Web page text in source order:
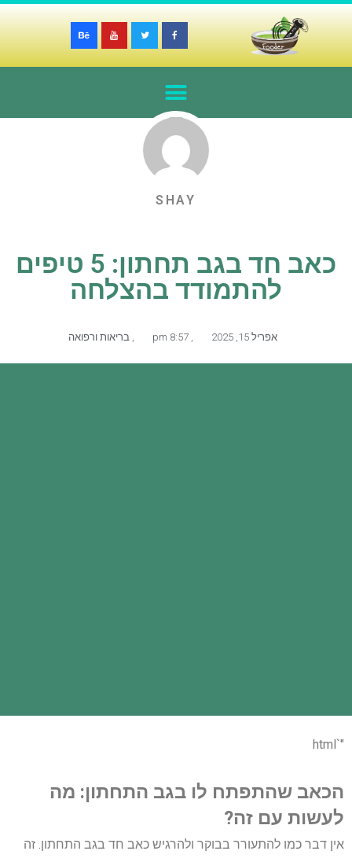
SHAY
כאב חד בגב תחתון: 5 טיפים
להתמודד בהצלחה
אפריל 15, 2025 ,
, בריאות ורפואה
"`html
הכאב שהתפתח לו בגב התחתון: מה
לעשות עם זה?
אין דבר כמו להתעורר בבוקר ולהרגיש כאב חד בגב התחתון. זה